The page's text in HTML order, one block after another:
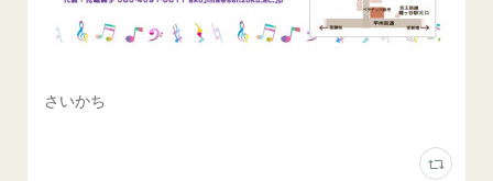
さいかち